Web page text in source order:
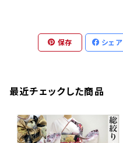
保存 シェア
最近チェックした商品